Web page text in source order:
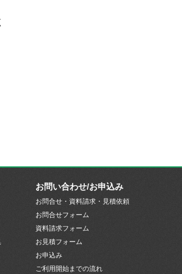
お問い合わせ/お申込み
お問合せ・資料請求・見積依頼
お問合せフォーム
資料請求フォーム
お見積フォーム
お申込み
ご利用開始までの流れ